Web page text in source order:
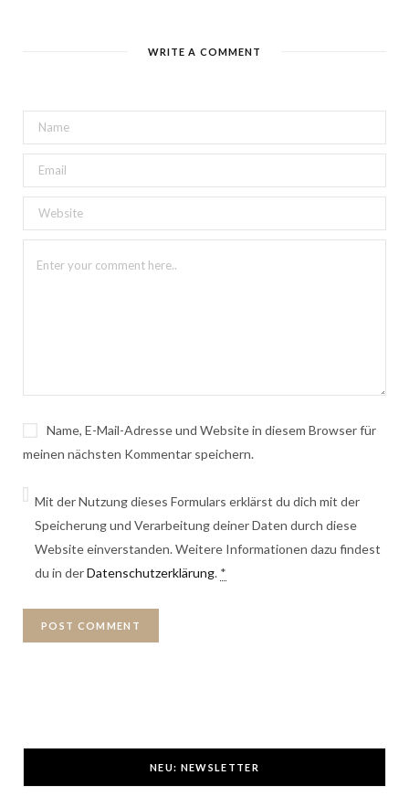
WRITE A COMMENT
Name, E-Mail-Adresse und Website in diesem Browser für
meinen nächsten Kommentar speichern.
Mit der Nutzung dieses Formulars erklärst du dich mit der
Speicherung und Verarbeitung deiner Daten durch diese
Website einverstanden. Weitere Informationen dazu findest
du in derDatenschutzerklärung. *
NEU: NEWSLETTER